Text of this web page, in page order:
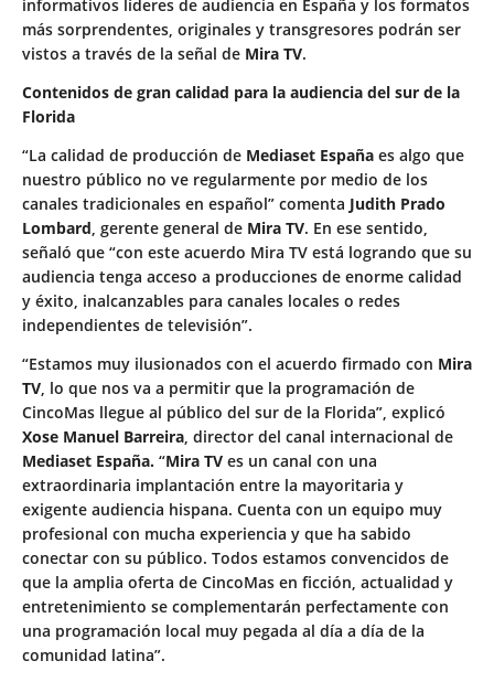
informativos líderes de audiencia en España y los formatos
más sorprendentes, originales y transgresores podrán ser
vistos a través de la señal de Mira TV.
Contenidos de gran calidad para la audiencia del sur de la
Florida
“La calidad de producción de Mediaset España es algo que
nuestro público no ve regularmente por medio de los
canales tradicionales en español” comenta Judith Prado
Lombard, gerente general de Mira TV. En ese sentido,
señaló que “con este acuerdo Mira TV está logrando que su
audiencia tenga acceso a producciones de enorme calidad
y éxito, inalcanzables para canales locales o redes
independientes de televisión”.
“Estamos muy ilusionados con el acuerdo firmado con Mira
TV, lo que nos va a permitir que la programación de
CincoMas llegue al público del sur de la Florida”, explicó
Xose Manuel Barreira, director del canal internacional de
Mediaset España. “Mira TV es un canal con una
extraordinaria implantación entre la mayoritaria y
exigente audiencia hispana. Cuenta con un equipo muy
profesional con mucha experiencia y que ha sabido
conectar con su público. Todos estamos convencidos de
que la amplia oferta de CincoMas en ficción, actualidad y
entretenimiento se complementarán perfectamente con
una programación local muy pegada al día a día de la
comunidad latina”.